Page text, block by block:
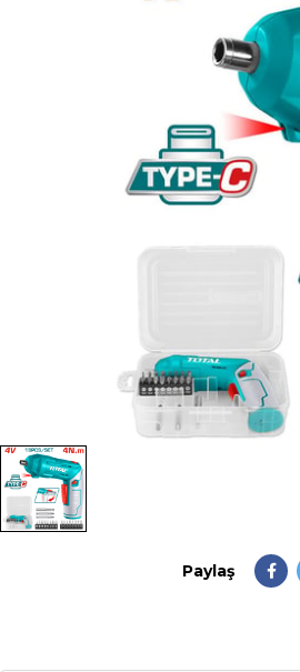
Paylaş